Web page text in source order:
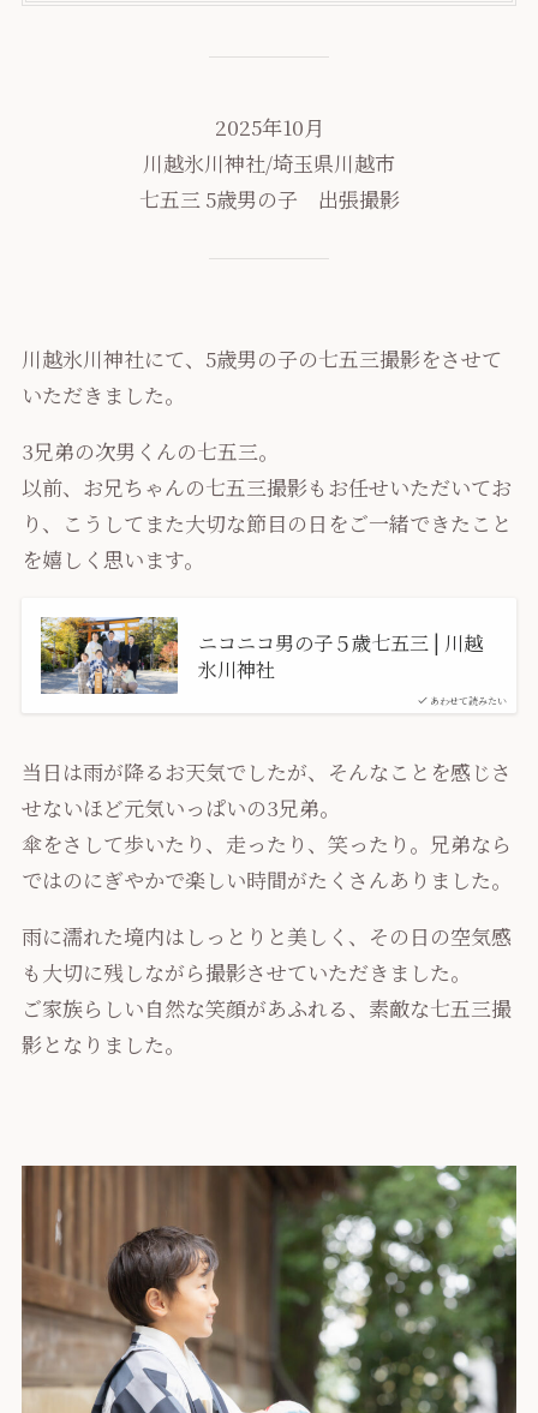
2025年10月
川越氷川神社/埼玉県川越市
七五三 5歳男の子 出張撮影
川越氷川神社にて、5歳男の子の七五三撮影をさせて
いただきました。
3兄弟の次男くんの七五三。
以前、お兄ちゃんの七五三撮影もお任せいただいてお
り、こうしてまた大切な節目の日をご一緒できたこと
を嬉しく思います。
あわせて読みたい
ニコニコ男の子５歳七五三 | 川越
氷川神社
当日は雨が降るお天気でしたが、そんなことを感じさ
せないほど元気いっぱいの3兄弟。
傘をさして歩いたり、走ったり、笑ったり。兄弟なら
ではのにぎやかで楽しい時間がたくさんありました。
雨に濡れた境内はしっとりと美しく、その日の空気感
も大切に残しながら撮影させていただきました。
ご家族らしい自然な笑顔があふれる、素敵な七五三撮
影となりました。